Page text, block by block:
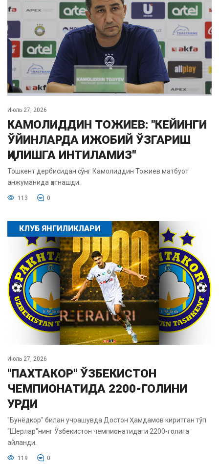
Июль 27, 2026
КАМОЛИДДИН ТОЖИЕВ: "КЕЙИНГИ
ЎЙИНЛАРДА ИЖОБИЙ ЎЗГАРИШ
ҚИЛИШГА ИНТИЛАМИЗ"
Тошкент дербисидан сўнг Камолиддин Тожиев матбуот
анжуманида қатнашди.
113 0
КЛУБ ЯНГИЛИКЛАРИ
Июль 27, 2026
"ПАХТАКОР" ЎЗБЕКИСТОН
ЧЕМПИОНАТИДА 2200-ГОЛИНИ
УРДИ
"Бунёдкор" билан учрашувда Достон Ҳамдамов киритган тўп
"Шерлар"нинг Ўзбекистон чемпионатидаги 2200-голига
айланди.
119 0